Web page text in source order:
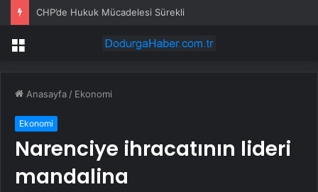
CHP’de Hukuk Mücadelesi Sürekli
Menü
Anasayfa / Ekonomi
Ekonomi
Narenciye ihracatının lideri
mandalina